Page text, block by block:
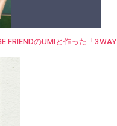
FRIENDのUMIと作った「